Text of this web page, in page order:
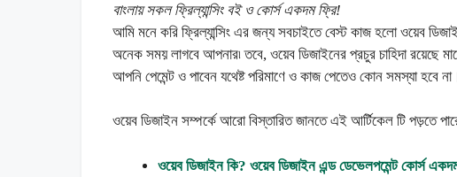
বাংলায় সকল ফ্রিল্যান্সিং বই ও কোর্স একদম ফ্রি!
আমি মনে করি ফ্রিল্যান্সিং এর জন্য সবচাইতে বেস্ট কাজ হলো ওয়েব
অনেক সময় লাগবে আপনার৷ তবে, ওয়েব ডিজাইনের প্রচুর চাহিদা রয়েছে
আপনি পেমেন্ট ও পাবেন যথেষ্ট পরিমাণে ও কাজ পেতেও কোন সমস্যা হবে
ওয়েব ডিজাইন সম্পর্কে আরো বিস্তারিত জানতে এই আর্টিকেল টি পড়তে
ওয়েব ডিজাইন কি? ওয়েব ডিজাইন এন্ড ডেভেলপমেন্ট কোর্স